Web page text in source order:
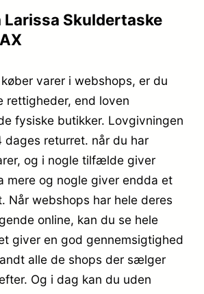
Larissa Skuldertaske
varer i webshops, er du
rettigheder, end loven
fysiske butikker. Lovgivningen
dages returret. når du har
og i nogle tilfælde giver
mere og nogle giver endda et
Når webshops har hele deres
online, kan du se hele
giver en god gennemsigtighed
alle de shops der sælger
Og i dag kan du uden